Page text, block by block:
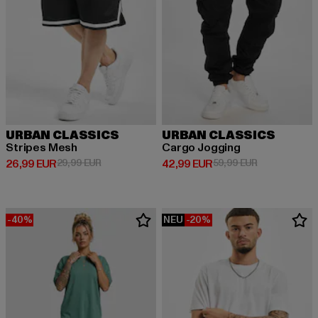
URBAN CLASSICS
Stripes Mesh
26,99 EUR
Derzeitiger Preis: 26,99 EUR
29,99 EURAktionspreis: 29,99 EUR
URBAN CLASSICS
Cargo Jogging
42,99 EUR
Derzeitiger Preis: 42,99 EUR
59,99 EURAktionspreis:
-40% NEU -20%